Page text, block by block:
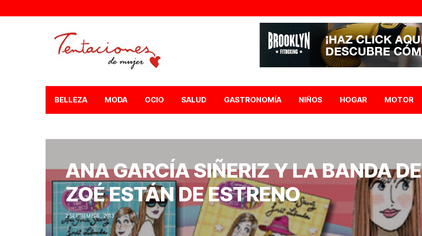
BELLEZA MODA OCIO SALUD GASTRONOMÍA NIÑOS HOGAR MOTOR
ANA GARCÍA SIÑERIZ Y LA BANDA DE
ZOÉ ESTÁN DE ESTRENO
2 SEPTIEMBRE, 2013